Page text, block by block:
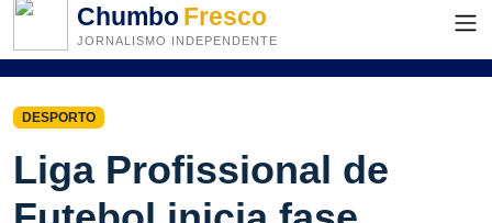
ChumboFresco
JORNALISMO INDEPENDENTE
DESPORTO
Liga Profissional de